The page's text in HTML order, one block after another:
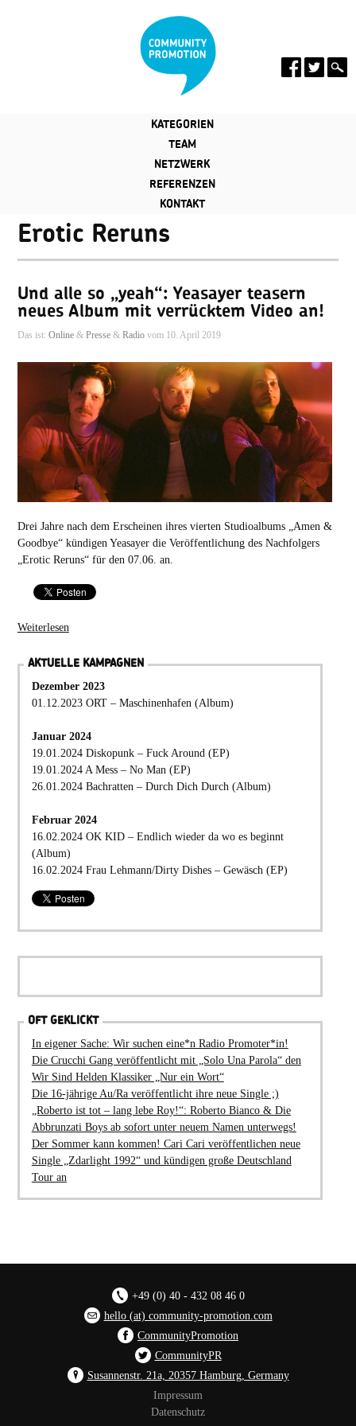
KATEGORIEN
TEAM
NETZWERK
REFERENZEN
KONTAKT
Erotic Reruns
Und alle so „yeah“: Yeasayer teasern
neues Album mit verrücktem Video an!
Das ist: Online& Presse& Radiovom 10. April 2019
Drei Jahre nach dem Erscheinen ihres vierten Studioalbums „Amen &
Goodbye“ kündigen Yeasayer die Veröffentlichung des Nachfolgers
„Erotic Reruns“ für den 07.06. an.
Weiterlesen
AKTUELLE KAMPAGNEN
Dezember 2023
01.12.2023 ORT – Maschinenhafen (Album)
Januar 2024
19.01.2024 Diskopunk – Fuck Around (EP)
19.01.2024 A Mess – No Man (EP)
26.01.2024 Bachratten – Durch Dich Durch (Album)
Februar 2024
16.02.2024 OK KID – Endlich wieder da wo es beginnt
(Album)
16.02.2024 Frau Lehmann/Dirty Dishes – Gewäsch (EP)
OFT GEKLICKT
In eigener Sache: Wir suchen eine*n Radio Promoter*in!
Die Crucchi Gang veröffentlicht mit „Solo Una Parola“ den
Wir Sind Helden Klassiker „Nur ein Wort“
Die 16-jährige Au/Ra veröffentlicht ihre neue Single ;)
„Roberto ist tot – lang lebe Roy!“: Roberto Bianco & Die
Abbrunzati Boys ab sofort unter neuem Namen unterwegs!
Der Sommer kann kommen! Cari Cari veröffentlichen neue
Single „Zdarlight 1992“ und kündigen große Deutschland
Tour an
+49 (0) 40 - 432 08 46 0
hello (at) community-promotion.com
CommunityPromotion
CommunityPR
Susannenstr. 21a, 20357 Hamburg, Germany
Impressum
Datenschutz